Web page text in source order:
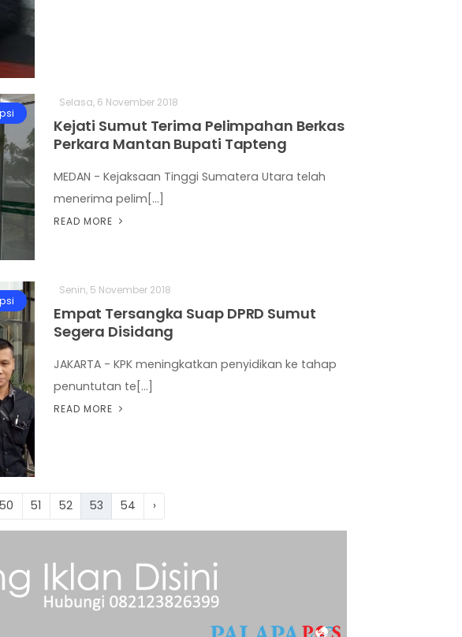
Selasa, 6 November 2018
Kejati Sumut Terima Pelimpahan Berkas
Perkara Mantan Bupati Tapteng
MEDAN - Kejaksaan Tinggi Sumatera Utara telah
menerima pelim[...]
READ MORE
Senin, 5 November 2018
Empat Tersangka Suap DPRD Sumut
Segera Disidang
JAKARTA - KPK meningkatkan penyidikan ke tahap
penuntutan te[...]
READ MORE
50 51 52 53 54 ›